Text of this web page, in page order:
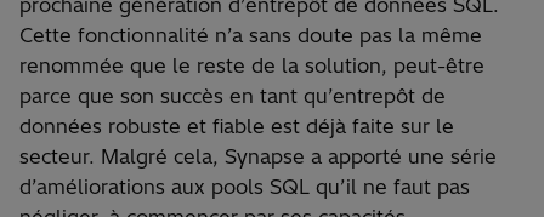
prochaine génération d’entrepôt de données SQL.
Cette fonctionnalité n’a sans doute pas la même
renommée que le reste de la solution, peut-être
parce que son succès en tant qu’entrepôt de
données robuste et fiable est déjà faite sur le
secteur. Malgré cela, Synapse a apporté une série
d’améliorations aux pools SQL qu’il ne faut pas